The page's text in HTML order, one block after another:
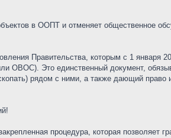
в ООПТ и отменяет общественное
Правительства, которым с 1 января
ОВОС). Это единственный документ,
рядом с ними, а также дающий
процедура, которая позволяет